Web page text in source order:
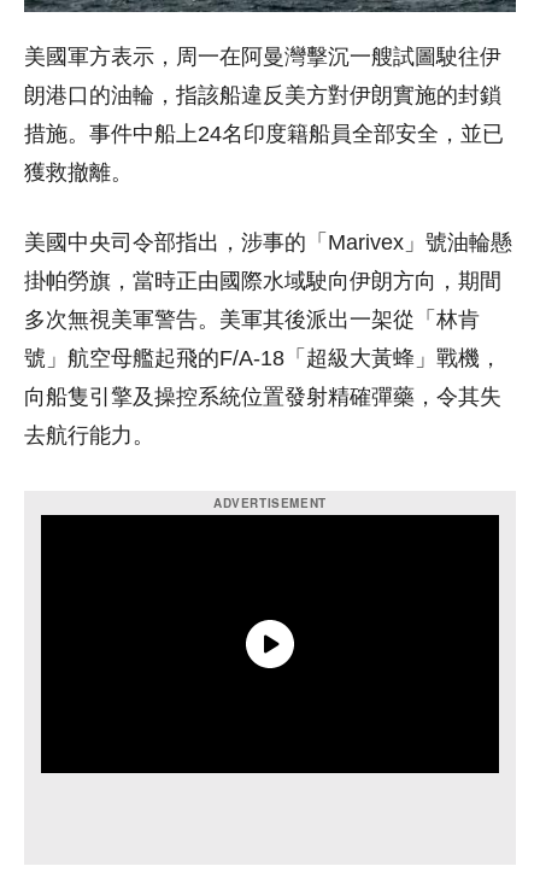
美國軍方表示，周一在阿曼灣擊沉一艘試圖駛往伊
朗港口的油輪，指該船違反美方對伊朗實施的封鎖
措施。事件中船上24名印度籍船員全部安全，並已
獲救撤離。
美國中央司令部指出，涉事的「Marivex」號油輪懸
掛帕勞旗，當時正由國際水域駛向伊朗方向，期間
多次無視美軍警告。美軍其後派出一架從「林肯
號」航空母艦起飛的F/A-18「超級大黃蜂」戰機，
向船隻引擎及操控系統位置發射精確彈藥，令其失
去航行能力。